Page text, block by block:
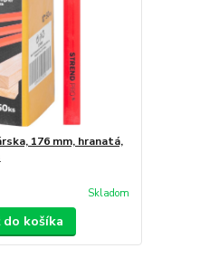
176 mm, hranatá,
Skladom
do košíka